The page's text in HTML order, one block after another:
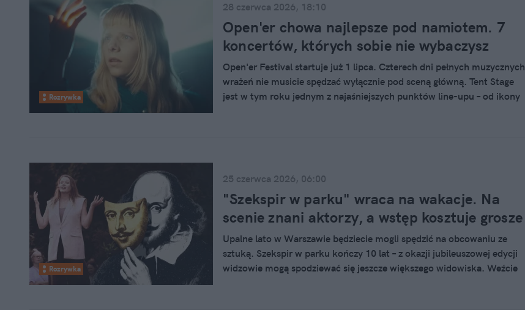
Rozrywka
28 czerwca 2026, 18:10
Open'er chowa najlepsze pod namiotem. 7
koncertów, których sobie nie wybaczysz
Open'er Festival startuje już 1 lipca. Czterech dni pełnych muzycznych
wrażeń nie musicie spędzać wyłącznie pod sceną główną. Tent Stage
jest w tym roku jednym z najaśniejszych punktów line-upu – od ikony
Rozrywka
25 czerwca 2026, 06:00
"Szekspir w parku" wraca na wakacje. Na
scenie znani aktorzy, a wstęp kosztuje grosze
Upalne lato w Warszawie będziecie mogli spędzić na obcowaniu ze
sztuką. Szekspir w parku kończy 10 lat – z okazji jubileuszowej edycji
widzowie mogą spodziewać się jeszcze większego widowiska. Weźcie